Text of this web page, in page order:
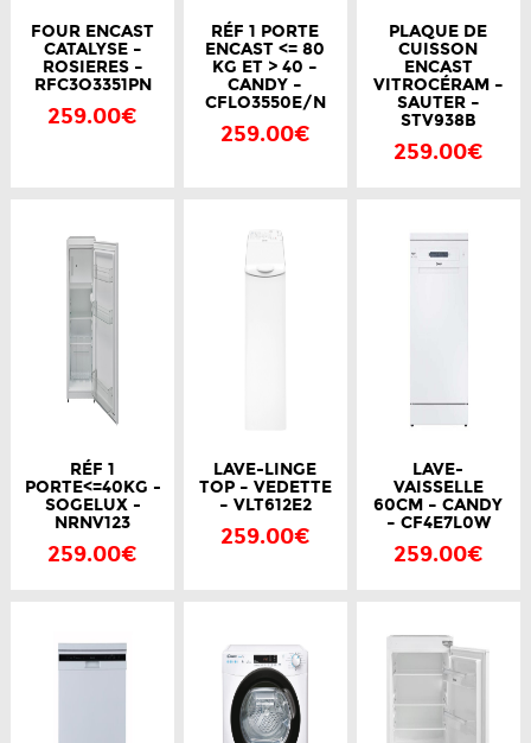
FOUR ENCAST
CATALYSE –
ROSIERES –
RFC3O3351PN
259.00€
RÉF 1 PORTE
ENCAST <= 80
KG ET > 40 –
CANDY –
CFLO3550E/N
259.00€
PLAQUE DE
CUISSON
ENCAST
VITROCÉRAM –
SAUTER –
STV938B
259.00€
RÉF 1
PORTE<=40KG -
SOGELUX -
NRNV123
259.00€
LAVE-LINGE
TOP – VEDETTE
– VLT612E2
259.00€
LAVE-
VAISSELLE
60CM – CANDY
– CF4E7L0W
259.00€